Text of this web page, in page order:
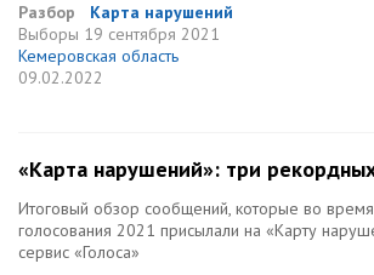
Разбор
Карта нарушений
Выборы 19 сентября 2021
Кемеровская область
09.02.2022
«Карта нарушений»: три
Итоговый обзор сообщений, которые во
голосования 2021 присылали на «Карту
сервис «Голоса»